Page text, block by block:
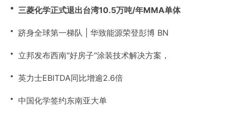
・ 三菱化学正式退出台湾10.5万吨/年MMA单体
・ 跻身全球第一梯队 | 华致能源荣登彭博 BN
・ 立邦发布西南"好房子"涂装技术解决方案，
・ 英力士EBITDA同比增逾2.6倍
・ 中国化学签约东南亚大单